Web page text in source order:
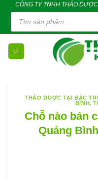
content
CÔNG TY TNHH THẢO
Tìm
kiếm
phẩm
THẢO DƯỢC TẠI BẮC
BÌNH,
Chỗ nào bán
Quảng